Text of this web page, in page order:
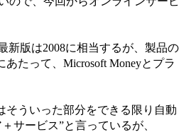
版は2008に相当するが、製品の
たって、Microsoft Moneyとプラ
ういった部分をできる限り自動
サービス”と言っているが、